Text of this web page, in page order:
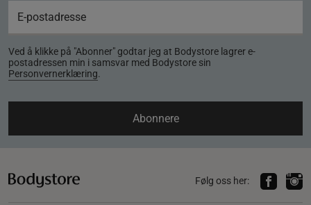
Ved å klikke på "Abonner" godtar jeg at Bodystore lagrer e-
postadressen min i samsvar med Bodystore sin
Personvernerklæring.
Abonnere
Følg oss her: